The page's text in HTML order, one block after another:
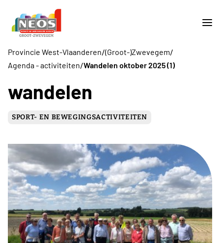
Provincie West-Vlaanderen/(Groot-)Zwevegem/
Agenda - activiteiten/Wandelen oktober 2025 (1)
wandelen
SPORT- EN BEWEGINGSACTIVITEITEN